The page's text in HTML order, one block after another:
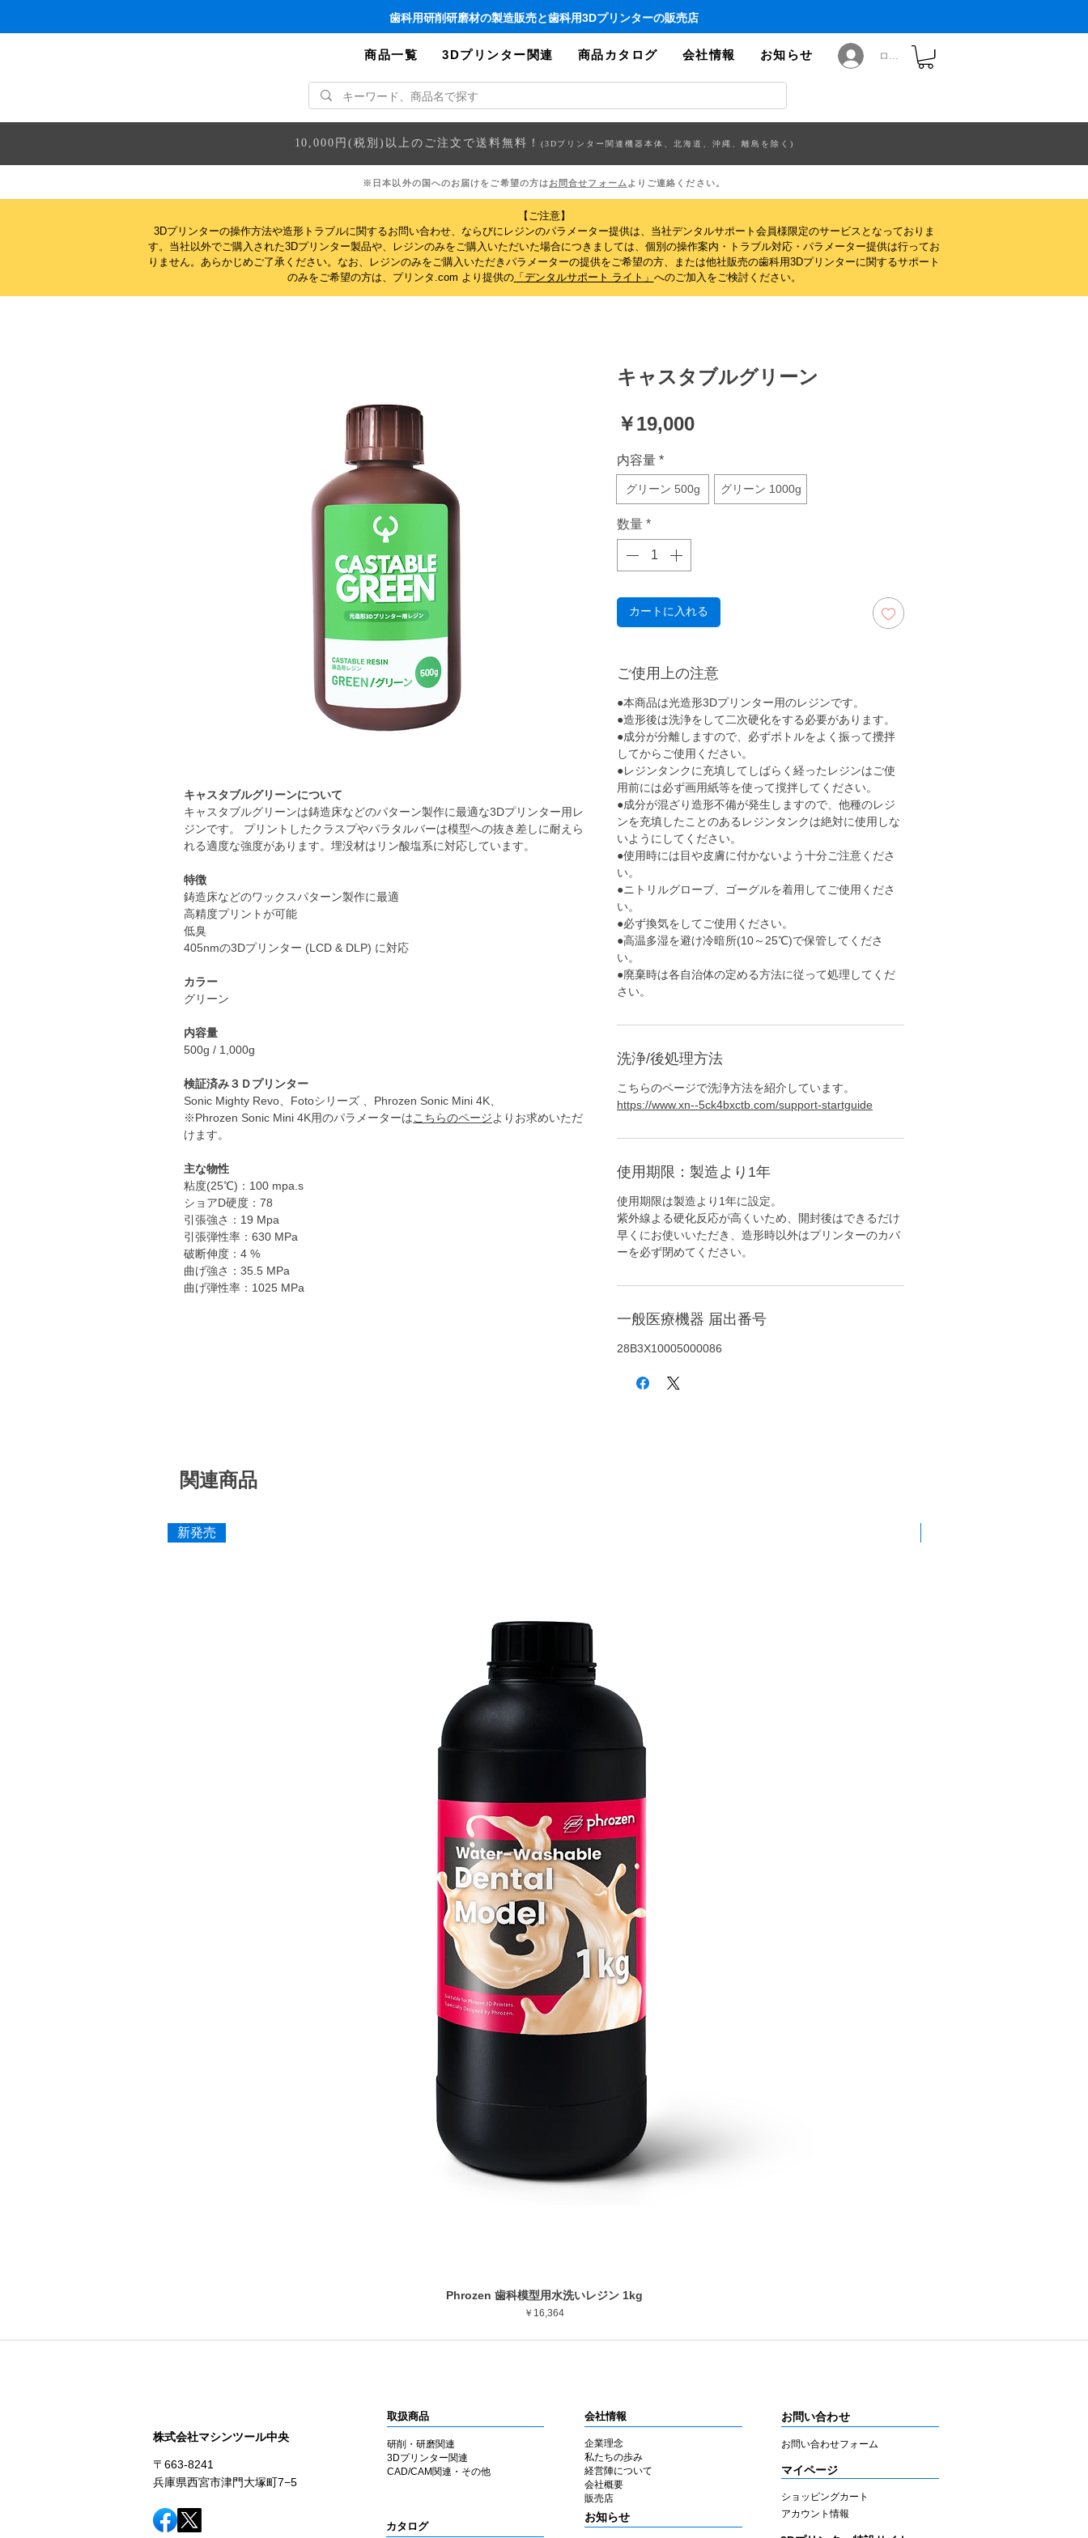
商品一覧 3Dプリンター関連 商品カタログ 会社情報 お知らせ ログイン
歯科用研削研磨材の製造販売と歯科用3Dプリンターの販売店
10,000円(税別)以上のご注文で送料無料！ (3Dプリンター関連機器本体、北海道、沖縄、離島を除く)
※日本以外の国へのお届けをご希望の方はお問合せフォームよりご連絡ください。
【ご注意】
3Dプリンターの操作方法や造形トラブルに関するお問い合わせ、ならびにレジンのパラメーター提供は、当社デンタルサポート会員様限定のサービスとなっておりま
す。当社以外でご購入された3Dプリンター製品や、レジンのみをご購入いただいた場合につきましては、個別の操作案内・トラブル対応・パラメーター提供は行ってお
りません。 あらかじめご了承ください。なお、レジンのみをご購入いただきパラメーターの提供をご希望の方、または他社販売の歯科用3Dプリンターに関するサポート
のみをご希望の方は、プリンタ.com より提供の「デンタルサポート ライト」 へのご加入をご検討ください。
キャスタブルグリーンについて
キャスタブルグリーンは鋳造床などのパターン製作に最適な3Dプリンター用レ
ジンです。 プリントしたクラスプやパラタルバーは模型への抜き差しに耐えら
れる適度な強度があります。埋没材はリン酸塩系に対応しています。
特徴
鋳造床などのワックスパターン製作に最適
高精度プリントが可能
低臭
405nmの3Dプリンター (LCD & DLP) に対応
カラー
グリーン
内容量
500g / 1,000g
検証済み３Ｄプリンター
Sonic Mighty Revo、Fotoシリーズ 、Phrozen Sonic Mini 4K、
※Phrozen Sonic Mini 4K用のパラメーターはこちらのページよりお求めいただ
けます。
主な物性
粘度(25℃)：100 mpa.s
ショアD硬度：78
引張強さ：19 Mpa
引張弾性率：630 MPa
破断伸度：4 %
曲げ強さ：35.5 MPa
曲げ弾性率：1025 MPa
キャスタブルグリーン
￥19,000価
内容量 *
グリーン 500g グリーン 1000g
数量 *
カートに入れる
ご使用上の注意
●本商品は光造形3Dプリンター用のレジンです。
●造形後は洗浄をして二次硬化をする必要があります。
●成分が分離しますので、必ずボトルをよく振って攪拌
してからご使用ください。
●レジンタンクに充填してしばらく経ったレジンはご使
用前には必ず画用紙等を使って撹拌してください。
●成分が混ざり造形不備が発生しますので、他種のレジ
ンを充填したことのあるレジンタンクは絶対に使用しな
いようにしてください。
●使用時には目や皮膚に付かないよう十分ご注意くださ
い。
●ニトリルグローブ、ゴーグルを着用してご使用くださ
い。
●必ず換気をしてご使用ください。
●高温多湿を避け冷暗所(10～25℃)で保管してくださ
い。
●廃棄時は各自治体の定める方法に従って処理してくだ
さい。
洗浄/後処理方法
こちらのページで洗浄方法を紹介しています。
https://www.xn--5ck4bxctb.com/support-startguide
使用期限：製造より1年
使用期限は製造より1年に設定。
紫外線よる硬化反応が高くいため、開封後はできるだけ
早くにお使いいただき、造形時以外はプリンターのカバ
ーを必ず閉めてください。
一般医療機器 届出番号
28B3X10005000086
関連商品
クイックビュー
新発売
Phrozen 歯科模型用水洗いレジン 1kg
価格
￥16,364
株式会社マシンツール中央
〒663-8241
兵庫県西宮市津門大塚町7−5
取扱商品
研削・研磨関連
3Dプリンター関連
CAD/CAM関連・その他
カタログ
会社情報
企業理念
私たちの歩み
​経営陣について
会社概要
​販売店
​お知らせ
お問い合わせ
お問い合わせフォーム
マイページ
ショッピングカート
アカウント情報